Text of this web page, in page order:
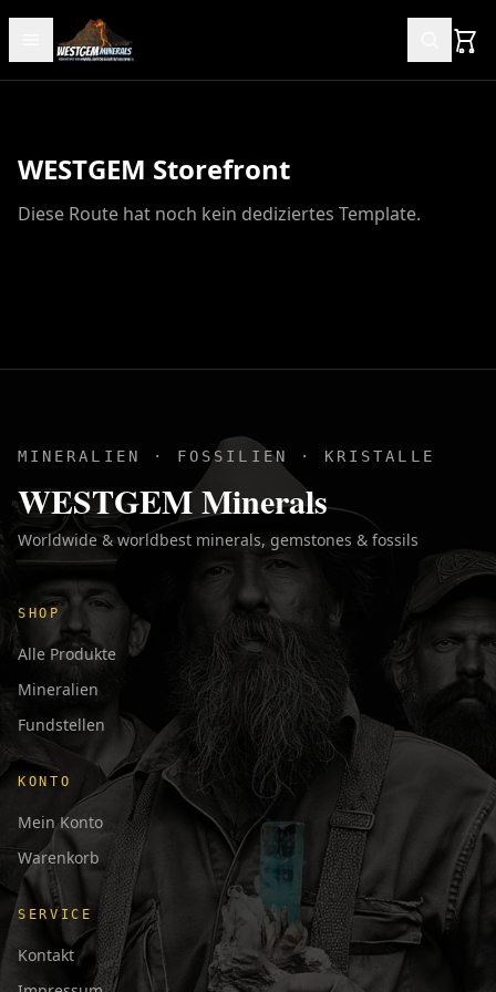
WESTGEM Storefront
Diese Route hat noch kein dediziertes Template.
MINERALIEN · FOSSILIEN · KRISTALLE
WESTGEM Minerals
Worldwide & worldbest minerals, gemstones & fossils
SHOP
Alle Produkte
Mineralien
Fundstellen
KONTO
Mein Konto
Warenkorb
SERVICE
Kontakt